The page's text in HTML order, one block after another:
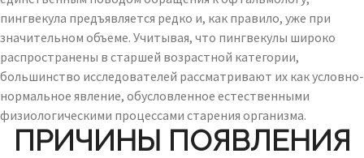
пингвекула предъявляется редко и, как правило, уже при
значительном объеме. Учитывая, что пингвекулы широко
распространены в старшей возрастной категории,
большинство исследователей рассматривают их как условно-
нормальное явление, обусловленное естественными
физиологическими процессами старения организма.
ПРИЧИНЫ ПОЯВЛЕНИЯ